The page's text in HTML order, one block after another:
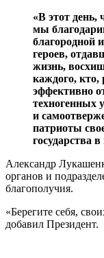
«В этот день,
мы
благородной
героев,
жизнь,
каждого, кто,
эффективно
техногенных
и
патриоты
государства
Александр
органов и
благополучия.
«Берегите себя,
добавил Президент.